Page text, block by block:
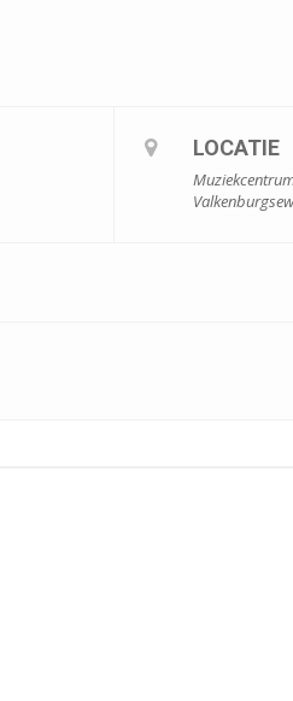
LOCATIE